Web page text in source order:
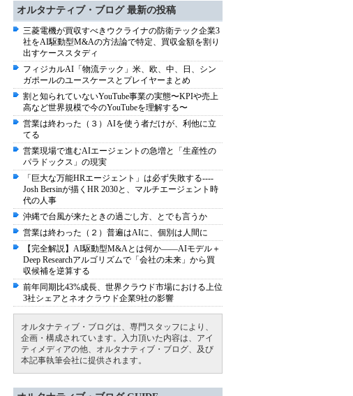
オルタナティブ・ブログ 最新の投稿
三菱電機が買収すべきウクライナの防衛テック企業3
社をAI駆動型M&Aの方法論で特定、買収金額を割り
出すケーススタディ
フィジカルAI「物流テック」米、欧、中、日、シン
ガポールのユースケースとプレイヤーまとめ
割と知られていないYouTube事業の実態〜KPIや売上
高など世界規模で今のYouTubeを理解する〜
営業は終わった（３）AIを使う者だけが、利他に立
てる
営業現場で進むAIエージェントの急増と「生産性の
パラドックス」の現実
「巨大な万能HRエージェント」は必ず失敗する----
Josh Bersinが描くHR 2030と、マルチエージェント時
代の人事
沖縄で台風が来たときの過ごし方、とでも言うか
営業は終わった（２）普遍はAIに、個別は人間に
【完全解説】AI駆動型M&Aとは何か――AIモデル＋
Deep Researchアルゴリズムで「会社の未来」から買
収候補を逆算する
前年同期比43%成長、世界クラウド市場における上位
3社シェアとネオクラウド企業9社の影響
オルタナティブ・ブログは、専門スタッフにより、
企画・構成されています。入力頂いた内容は、アイ
ティメディアの他、オルタナティブ・ブログ、及び
本記事執筆会社に提供されます。